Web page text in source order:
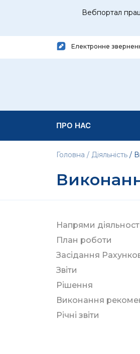
Вебпортал
Електронне
ПРО НАС
Головна Діяльність
Напрями
План роботи
Засідання
Звіти
Рішення
Виконання
Річні звіти